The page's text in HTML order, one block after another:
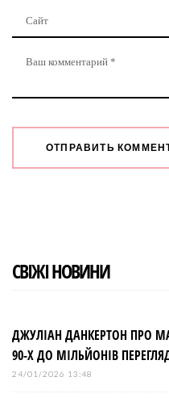
СВІЖІ НОВИНИ
ДЖУЛІАН ДАНКЕРТОН ПРО
90-Х ДО МІЛЬЙОНІВ
24/01/2026 13:48